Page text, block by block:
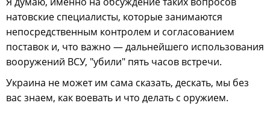
натовские специалисты, которые занимаются
непосредственным контролем и согласованием
поставок и, что важно — дальнейшего использования
вооружений ВСУ, "убили" пять часов встречи.
Украина не может им сама сказать, дескать, мы без
вас знаем, как воевать и что делать с оружием.